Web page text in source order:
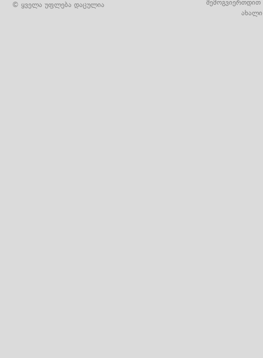
© ყველა უფლება დაცულია
შემოგვიერთდით
ახალი